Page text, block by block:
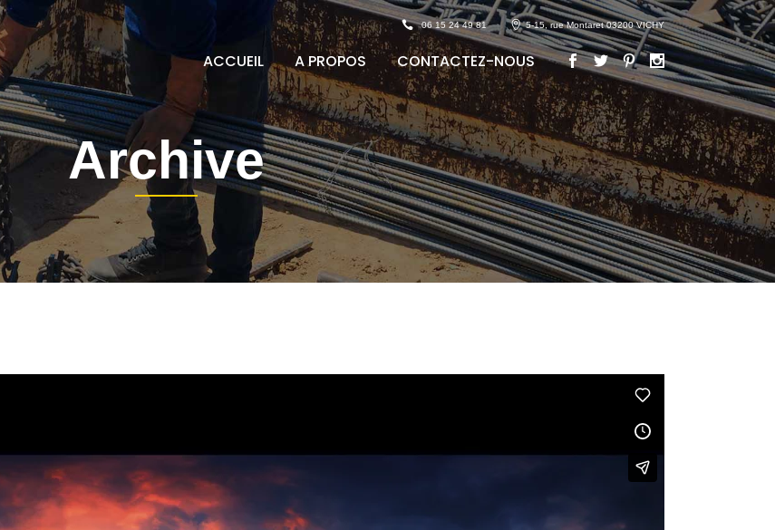
06 15 24 49 81 5-15, rue Montaret 03200 VICHY
ACCUEIL A PROPOS CONTACTEZ-NOUS
Archive